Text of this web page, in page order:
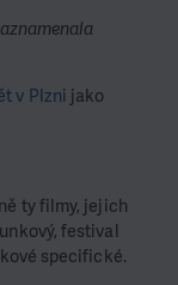
v Plzni jako
ty filmy, jejich
festival
specifické.